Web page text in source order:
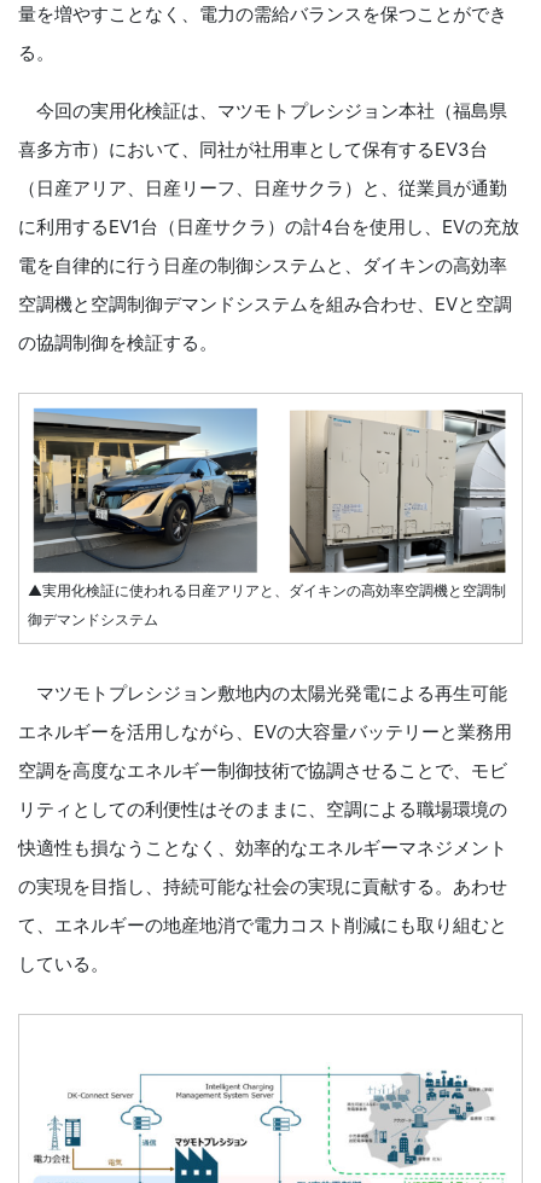
量を増やすことなく、電力の需給バランスを保つことができ
る。
今回の実用化検証は、マツモトプレシジョン本社（福島県
喜多方市）において、同社が社用車として保有するEV3台
（日産アリア、日産リーフ、日産サクラ）と、従業員が通勤
に利用するEV1台（日産サクラ）の計4台を使用し、EVの充放
電を自律的に行う日産の制御システムと、ダイキンの高効率
空調機と空調制御デマンドシステムを組み合わせ、EVと空調
の協調制御を検証する。
▲実用化検証に使われる日産アリアと、ダイキンの高効率空調機と空調制
御デマンドシステム
マツモトプレシジョン敷地内の太陽光発電による再生可能
エネルギーを活用しながら、EVの大容量バッテリーと業務用
空調を高度なエネルギー制御技術で協調させることで、モビ
リティとしての利便性はそのままに、空調による職場環境の
快適性も損なうことなく、効率的なエネルギーマネジメント
の実現を目指し、持続可能な社会の実現に貢献する。あわせ
て、エネルギーの地産地消で電力コスト削減にも取り組むと
している。